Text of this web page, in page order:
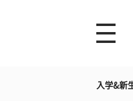
入学&新